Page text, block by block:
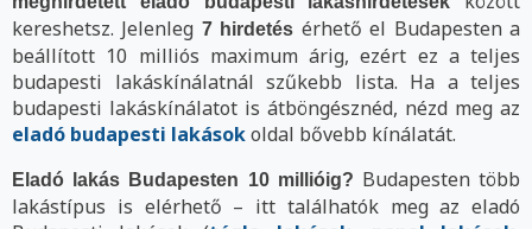
kereshetsz. Jelenleg 7 hirdetés érhető el Budapesten a
beállított 10 milliós maximum árig, ezért ez a teljes
budapesti lakáskínálatnál szűkebb lista. Ha a teljes
budapesti lakáskínálatot is átböngésznéd, nézd meg az
eladó budapesti lakásokoldal bővebb kínálatát.
Eladó lakás Budapesten 10 millióig? Budapesten több
lakástípus is elérhető – itt találhatók meg az eladó